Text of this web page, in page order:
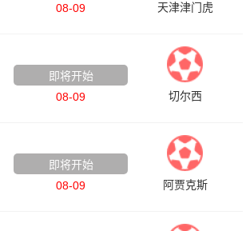
08-09
天津津门虎
即将开始
08-09
切尔西
即将开始
08-09
阿贾克斯